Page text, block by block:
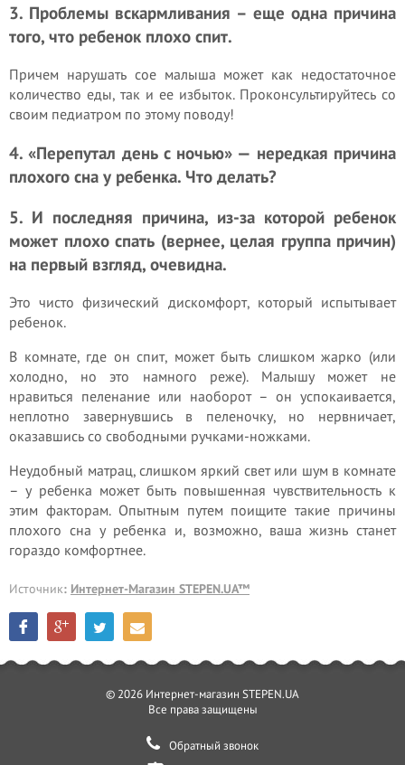
3. Проблемы вскармливания – еще одна причина
того, что ребенок плохо спит.
Причем нарушать сое малыша может как недостаточное
количество еды, так и ее избыток. Проконсультируйтесь со
своим педиатром по этому поводу!
4. «Перепутал день с ночью» — нередкая причина
плохого сна у ребенка. Что делать?
5. И последняя причина, из-за которой ребенок
может плохо спать (вернее, целая группа причин)
на первый взгляд, очевидна.
Это чисто физический дискомфорт, который испытывает
ребенок.
В комнате, где он спит, может быть слишком жарко (или
холодно, но это намного реже). Малышу может не
нравиться пеленание или наоборот – он успокаивается,
неплотно завернувшись в пеленочку, но нервничает,
оказавшись со свободными ручками-ножками.
Неудобный матрац, слишком яркий свет или шум в комнате
– у ребенка может быть повышенная чувствительность к
этим факторам. Опытным путем поищите такие причины
плохого сна у ребенка и, возможно, ваша жизнь станет
гораздо комфортнее.
Источник: Интернет-Магазин STEPEN.UA™
© 2026 Интернет-магазин STEPEN.UA
Все права защищены
Обратный звонок